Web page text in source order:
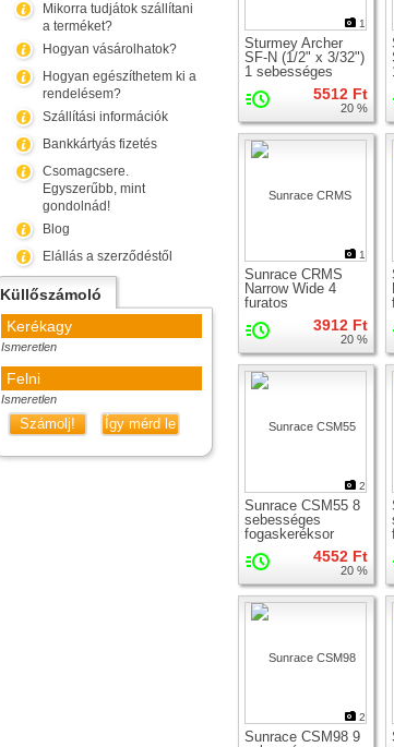
Mikorra tudjátok szállítani
a terméket?
Hogyan vásárolhatok?
Hogyan egészíthetem ki a
rendelésem?
Szállítási információk
Bankkártyás fizetés
Csomagcsere.
Egyszerűbb, mint
gondolnád!
Blog
Elállás a szerződéstől
Küllőszámoló
Kerékagy
Ismeretlen
Felni
Ismeretlen
Számolj! Így mérd le
1
Sturmey Archer
SF-N (1/2" x 3/32")
1 sebességes
menetes racsni5512 Ft
20 %
1
Sunrace CRMS
Narrow Wide 4
furatos
szimmetrikus
lánctányér
3912 Ft
20 %
2
Sunrace CSM55 8
sebességes
fogaskeréksor
4552 Ft
20 %
2
Sunrace CSM98 9